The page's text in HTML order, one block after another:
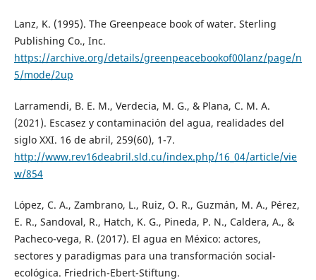
Lanz, K. (1995). The Greenpeace book of water. Sterling
Publishing Co., Inc.
https://archive.org/details/greenpeacebookof00lanz/page/n
5/mode/2up
Larramendi, B. E. M., Verdecia, M. G., & Plana, C. M. A.
(2021). Escasez y contaminación del agua, realidades del
siglo XXI. 16 de abril, 259(60), 1-7.
http://www.rev16deabril.sld.cu/index.php/16_04/article/vie
w/854
López, C. A., Zambrano, L., Ruiz, O. R., Guzmán, M. A., Pérez,
E. R., Sandoval, R., Hatch, K. G., Pineda, P. N., Caldera, A., &
Pacheco-vega, R. (2017). El agua en México: actores,
sectores y paradigmas para una transformación social-
ecológica. Friedrich-Ebert-Stiftung.